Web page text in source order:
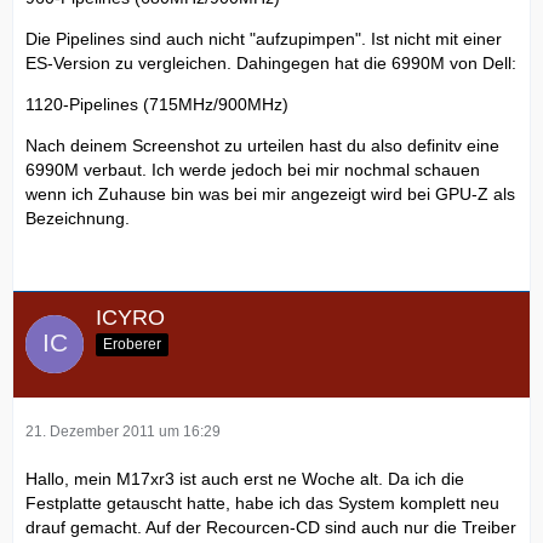
Die Pipelines sind auch nicht "aufzupimpen". Ist nicht mit einer
ES-Version zu vergleichen. Dahingegen hat die 6990M von Dell:
1120-Pipelines (715MHz/900MHz)
Nach deinem Screenshot zu urteilen hast du also definitv eine
6990M verbaut. Ich werde jedoch bei mir nochmal schauen
wenn ich Zuhause bin was bei mir angezeigt wird bei GPU-Z als
Bezeichnung.
ICYRO
Eroberer
21. Dezember 2011 um 16:29
Hallo, mein M17xr3 ist auch erst ne Woche alt. Da ich die
Festplatte getauscht hatte, habe ich das System komplett neu
drauf gemacht. Auf der Recourcen-CD sind auch nur die Treiber